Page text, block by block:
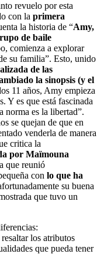
revuelo por esta
con la primera
la historia de “Amy,
de baile
comienza a explorar
su familia”. Esto, unido
de las
la sinopsis (y el
11 años, Amy empieza
Y es que está fascinada
norma es la libertad”.
se quejan de que en
venderla de manera
critica la
por Maïmouna
que reunió
con lo que ha
su buena
que tuvo un
los atributos
que pueda tener